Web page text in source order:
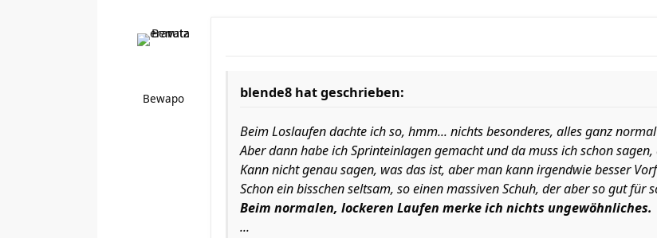
Bewapo blende8 hat geschrieben:
Beim Loslaufen dachte ich so, hmm... nichts besonderes, alles ganz
Aber dann habe ich Sprinteinlagen gemacht und da muss ich schon sagen,
Kann nicht genau sagen, was das ist, aber man kann irgendwie besser
Schon ein bisschen seltsam, so einen massiven Schuh, der aber so gut für
Beim normalen, lockeren Laufen merke ich nichts ungewöhnliches.
...